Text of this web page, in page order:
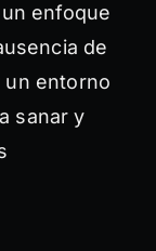
enfoque
de
un entorno
sanar y